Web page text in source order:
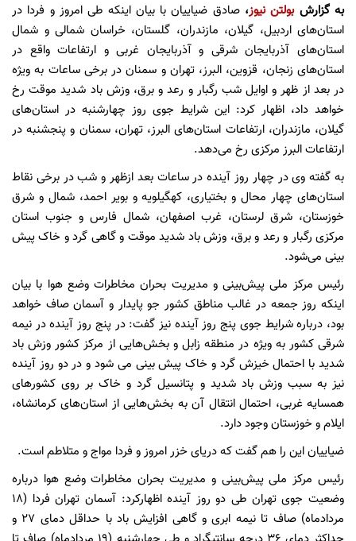
به گزارشبولتن نیوز، صادق ضیاییان با بیان اینکه طی امروز و فردا در
استان‌های اردبیل، گیلان، مازندران، گلستان، خراسان شمالی و شمال
استان‌های آذربایجان شرقی و آذربایجان غربی و ارتفاعات واقع در
استان‌های زنجان، قزوین، البرز، تهران و سمنان در برخی ساعات به ویژه
در بعد از ظهر و اوایل شب رگبار و رعد و برق، وزش باد شدید موقت رخ
خواهد داد، اظهار کرد: این شرایط جوی روز چهارشنبه در استان‌های
گیلان، مازندران، ارتفاعات استان‌های البرز، تهران، سمنان و پنجشنبه در
ارتفاعات البرز مرکزی رخ می‌دهد.
به گفته وی در چهار روز آینده در ساعات بعد ازظهر و شب در برخی نقاط
استان‌های چهار محال و بختیاری، کهگیلویه و بویر احمد، شمال و شرق
خوزستان، شرق لرستان، غرب اصفهان، شمال فارس و جنوب استان
مرکزی رگبار و رعد و برق، وزش باد شدید موقت و گاهی گرد و خاک پیش
بینی می‌شود.
رئیس مرکز ملی پیش‌بینی و مدیریت بحران مخاطرات وضع هوا با بیان
اینکه روز جمعه در غالب مناطق کشور جو پایدار و آسمان صاف خواهد
بود، درباره شرایط جوی پنج روز آینده نیز گفت: در پنج روز آینده در نیمه
شرقی کشور به ویژه در منطقه زابل و بخش‌هایی از مرکز کشور وزش باد
شدید با احتمال خیزش گرد و خاک پیش بینی می شود و در دو روز آینده
نیز به سبب وزش باد شدید و پتانسیل گرد و خاک بر روی کشورهای
همسایه غربی، احتمال انتقال آن به بخش‌هایی از استان‌های کرمانشاه،
ایلام و خوزستان وجود دارد.
ضیاییان این را هم گفت که دریای خزر امروز و فردا مواج و متلاطم است.
رئیس مرکز ملی پیش‌بینی و مدیریت بحران مخاطرات وضع هوا درباره
وضعیت جوی تهران طی دو روز آینده اظهارکرد: آسمان تهران فردا (۱۸
مردادماه) صاف تا نیمه ابری و گاهی افزایش باد با حداقل دمای ۲۷ و